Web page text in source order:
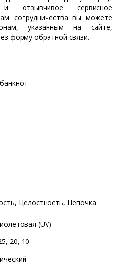
отзывчивое сервисное
сотрудничества вы можете
указанным на сайте,
форму обратной связи.
Целостность, Цепочка
(UV)
20, 10